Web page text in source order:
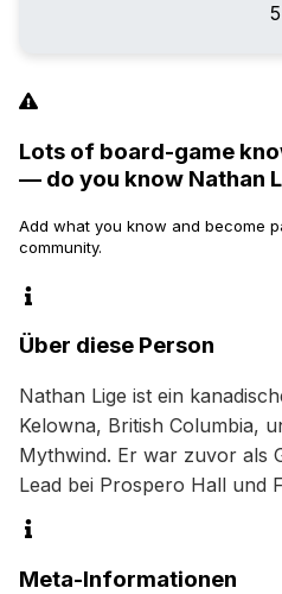
5
Lots of board-game
— do you know Nathan
Add what you know and become
community.
Über diese Person
Nathan Lige ist ein
Kelowna, British Columbia,
Mythwind. Er war zuvor als
Lead bei Prospero Hall und
Meta-Informationen